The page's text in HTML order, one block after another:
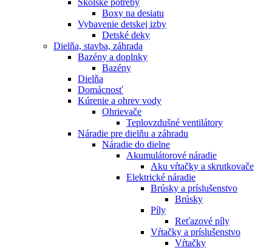
Školské potreby
Boxy na desiatu
Vybavenie detskej izby
Detské deky
Dielňa, stavba, záhrada
Bazény a doplnky
Bazény
Dielňa
Domácnosť
Kúrenie a ohrev vody
Ohrievače
Teplovzdušné ventilátory
Náradie pre dielňu a záhradu
Náradie do dielne
Akumulátorové náradie
Aku vŕtačky a skrutkovače
Elektrické náradie
Brúsky a príslušenstvo
Brúsky
Píly
Reťazové píly
Vŕtačky a príslušenstvo
Vŕtačky